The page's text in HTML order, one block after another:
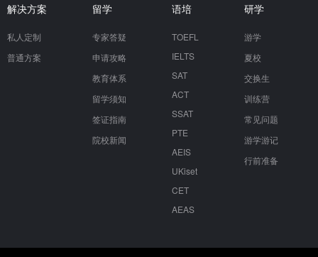
解决方案
私人定制
普通方案
留学
专家答疑
申请攻略
教育体系
留学须知
签证指南
院校新闻
语培
TOEFL
IELTS
SAT
ACT
SSAT
PTE
AEIS
UKiset
CET
AEAS
研学
游学
夏校
交换生
训练营
常见问题
游学游记
行前准备